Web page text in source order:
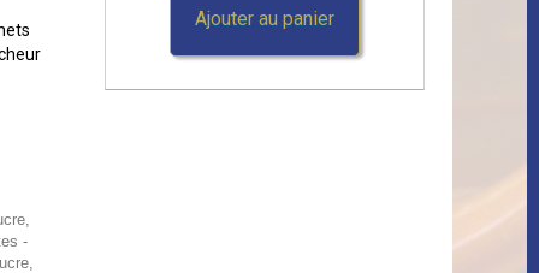
-
Ajouter au panier